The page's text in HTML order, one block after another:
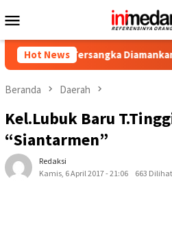
ke
Mobile
Hot News
Tersangka Diamankan
Beranda Daerah
Kel.Lubuk Baru
“Siantarmen”
Redaksi
Kamis, 6 April 2017 - 21:06
663 Dilihat